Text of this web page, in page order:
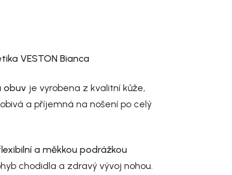
VESTON Bianca
obuv je vyrobena z kvalitní kůže,
a příjemná na nošení po celý
a měkkou podrážkou
chodidla a zdravý vývoj nohou.